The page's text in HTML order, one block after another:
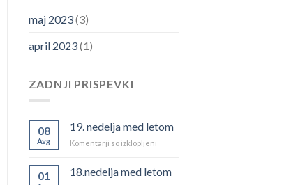
maj 2023(3)
april 2023(1)
ZADNJI PRISPEVKI
08
Avg
19. nedelja med letom
Komentarji so izklopljeniza
med
01 18.nedelja med letom